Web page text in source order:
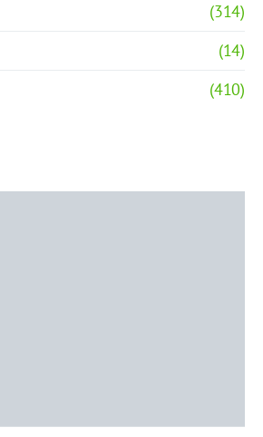
(314)
(14)
(410)